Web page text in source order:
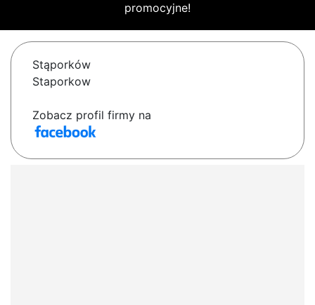
promocyjne!
Stąporków
Staporkow
Zobacz profil firmy na